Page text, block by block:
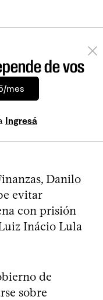
de vos
mes
Ingresá
Danilo
evitar
con prisión
Inácio Lula
de
sobre